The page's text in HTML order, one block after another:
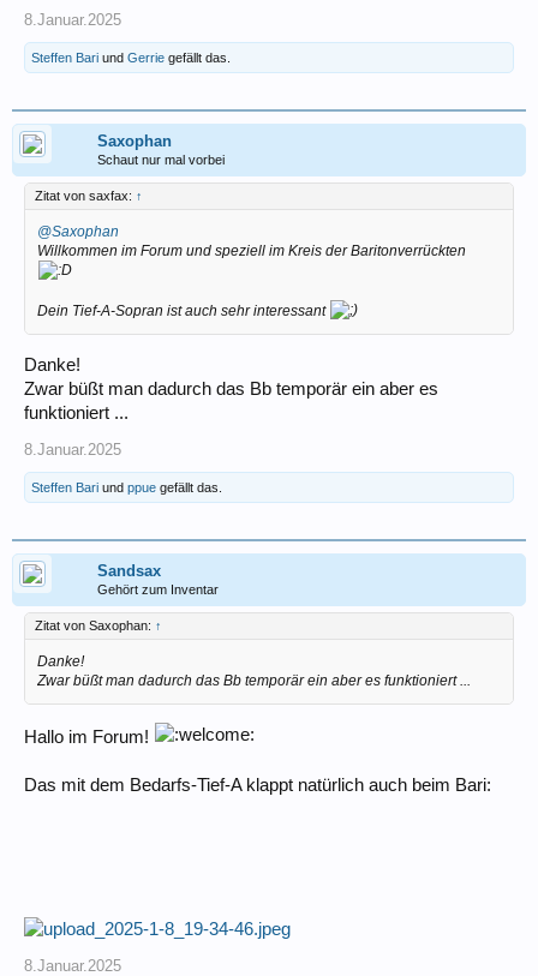
8.Januar.2025
Steffen Bari und Gerrie gefällt das.
Saxophan
Schaut nur mal vorbei
Zitat von saxfax: ↑
@Saxophan
Willkommen im Forum und speziell im Kreis der Baritonverrückten
Dein Tief-A-Sopran ist auch sehr interessant
Danke!
Zwar büßt man dadurch das Bb temporär ein aber es
funktioniert ...
8.Januar.2025
Steffen Bari und ppue gefällt das.
Sandsax
Gehört zum Inventar
Zitat von Saxophan: ↑
Danke!
Zwar büßt man dadurch das Bb temporär ein aber es funktioniert ...
Hallo im Forum!
Das mit dem Bedarfs-Tief-A klappt natürlich auch beim Bari:
8.Januar.2025